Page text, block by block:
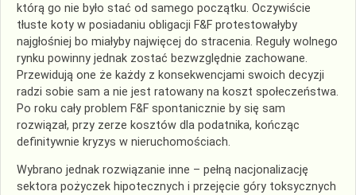
którą go nie było stać od samego początku. Oczywiście
tłuste koty w posiadaniu obligacji F&F protestowałyby
najgłośniej bo miałyby najwięcej do stracenia. Reguły wolnego
rynku powinny jednak zostać bezwzględnie zachowane.
Przewidują one że każdy z konsekwencjami swoich decyzji
radzi sobie sam a nie jest ratowany na koszt społeczeństwa.
Po roku cały problem F&F spontanicznie by się sam
rozwiązał, przy zerze kosztów dla podatnika, kończąc
definitywnie kryzys w nieruchomościach.
Wybrano jednak rozwiązanie inne – pełną nacjonalizację
sektora pożyczek hipotecznych i przejęcie góry toksycznych